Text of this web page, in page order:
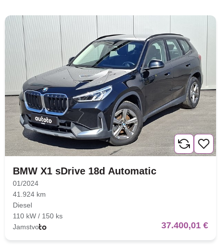
BMW X1 sDrive 18d Automatic
01/2024
41.924 km
Diesel
110 kW / 150 ks
Jamstvo
37.400,01 €
Nova lokacija - Slavonska
avenija 102, Resnik